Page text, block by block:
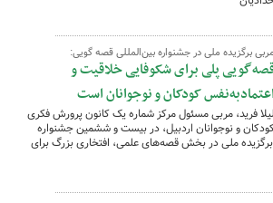
مربی برگزیده ملی در جشنواره بین‌المللی قصه گویی:
پلی برای شکوفایی خلاقیت و
اعتمادبه‌نفس کودکان و نوجوانان است
لیلا فرید، مربی مسئول مرکز شماره یک کانون پرورش فکری
و نوجوانان اردبیل، در بیست و ششمین جشنواره
ملی در بخش قصه‌های علمی، افتخاری بزرگ برای